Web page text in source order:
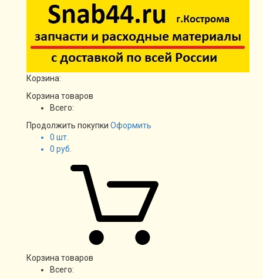
Корзина:
Корзина товаров
Всего:
Продолжить покупки Оформить
0 шт.
0 руб.
Корзина товаров
Всего: